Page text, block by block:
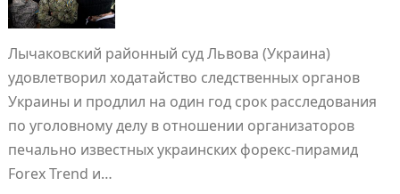
Лычаковский районный суд Львова (Украина)
удовлетворил ходатайство следственных органов
Украины и продлил на один год срок расследования
по уголовному делу в отношении организаторов
печально известных украинских форекс-пирамид
Forex Trend и…